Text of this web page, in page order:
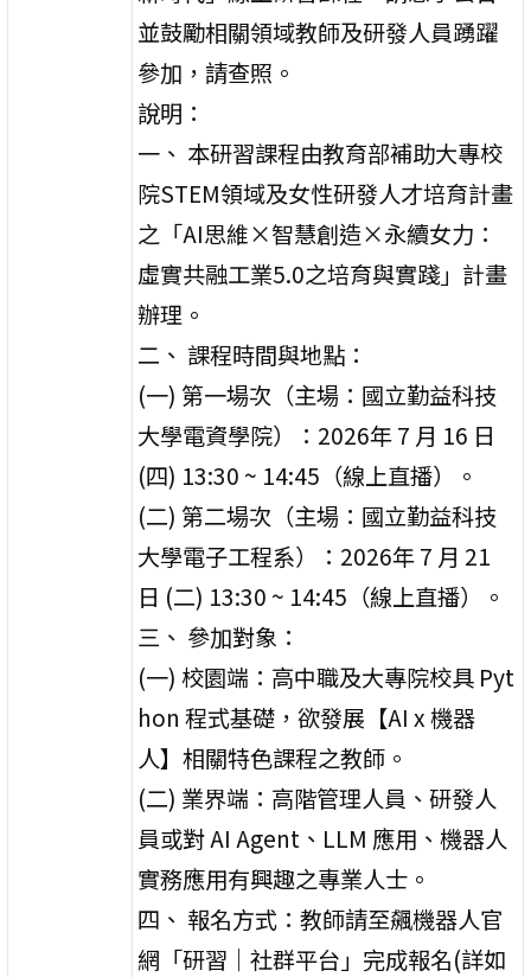
並鼓勵相關領域教師及研發人員踴躍
參加，請查照。
說明：
一、 本研習課程由教育部補助大專校
院STEM領域及女性研發人才培育計畫
之「AI思維×智慧創造×永續女力：
虛實共融工業5.0之培育與實踐」計畫
辦理。
二、 課程時間與地點：
(一) 第一場次（主場：國立勤益科技
大學電資學院）：2026年 7 月 16 日
(四) 13:30 ~ 14:45（線上直播）。
(二) 第二場次（主場：國立勤益科技
大學電子工程系）：2026年 7 月 21
日 (二) 13:30 ~ 14:45（線上直播）。
三、 參加對象：
(一) 校園端：高中職及大專院校具 Pyt
hon 程式基礎，欲發展【AI x 機器
人】相關特色課程之教師。
(二) 業界端：高階管理人員、研發人
員或對 AI Agent、LLM 應用、機器人
實務應用有興趣之專業人士。
四、 報名方式：教師請至飆機器人官
網「研習｜社群平台」完成報名(詳如